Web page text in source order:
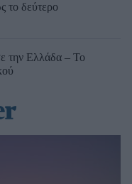
το δεύτερο
την Ελλάδα – Το